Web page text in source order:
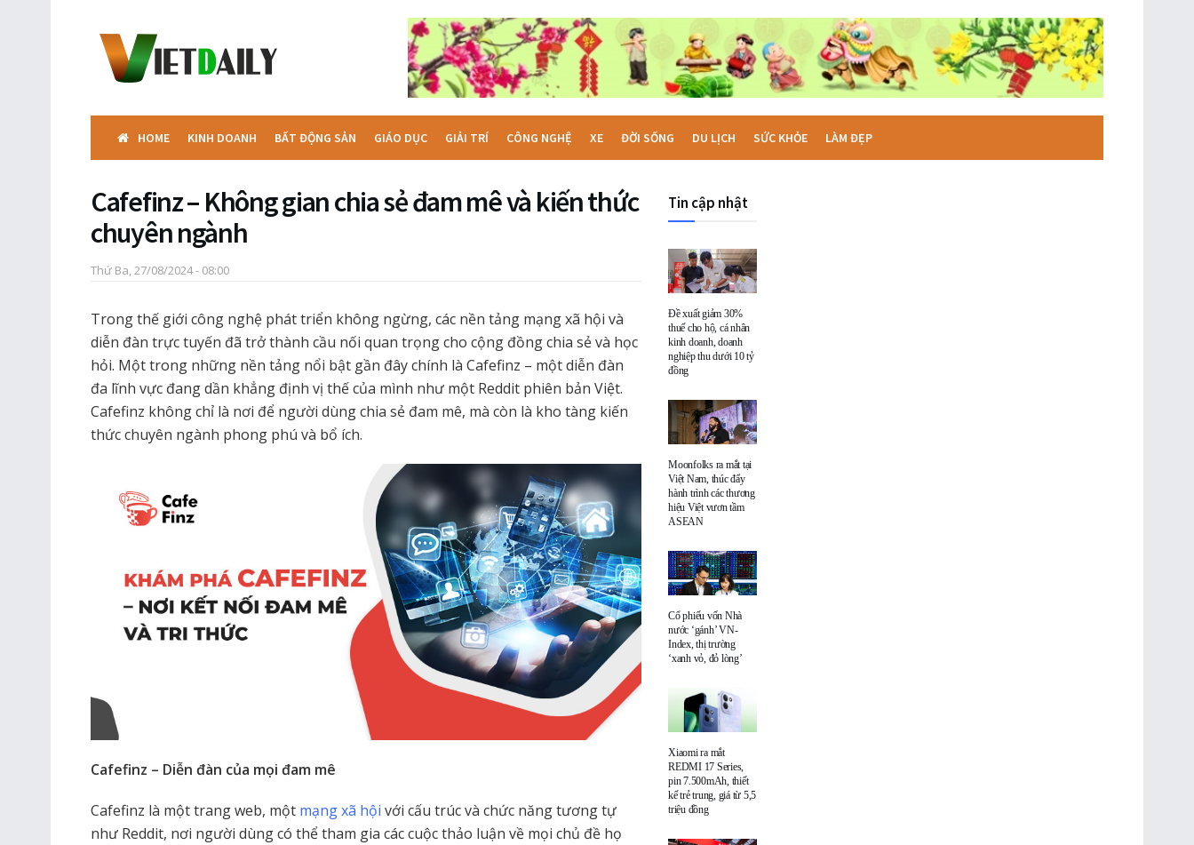
HOME KINH DOANH BẤT ĐỘNG SẢN GIÁO DỤC GIẢI TRÍ CÔNG NGHỆ XE ĐỜI SỐNG DU LỊCH SỨC KHỎE LÀM ĐẸP
Cafefinz – Không gian chia sẻ đam mê và kiến thức
chuyên ngành
Thứ Ba, 27/08/2024 - 08:00
Trong thế giới công nghệ phát triển không ngừng, các nền tảng mạng xã hội và
diễn đàn trực tuyến đã trở thành cầu nối quan trọng cho cộng đồng chia sẻ và học
hỏi. Một trong những nền tảng nổi bật gần đây chính là Cafefinz – một diễn đàn
đa lĩnh vực đang dần khẳng định vị thế của mình như một Reddit phiên bản Việt.
Cafefinz không chỉ là nơi để người dùng chia sẻ đam mê, mà còn là kho tàng kiến
thức chuyên ngành phong phú và bổ ích.
Cafefinz – Diễn đàn của mọi đam mê
Cafefinz là một trang web, một mạng xã hội với cấu trúc và chức năng tương tự
như Reddit, nơi người dùng có thể tham gia các cuộc thảo luận về mọi chủ đề họ
Tin cập nhật
Đề xuất giảm 30%
thuế cho hộ, cá nhân
kinh doanh, doanh
nghiệp thu dưới 10 tỷ
đồng
Moonfolks ra mắt tại
Việt Nam, thúc đẩy
hành trình các thương
hiệu Việt vươn tầm
ASEAN
Cổ phiếu vốn Nhà
nước ‘gánh’ VN-
Index, thị trường
‘xanh vỏ, đỏ lòng’
Xiaomi ra mắt
REDMI 17 Series,
pin 7.500mAh, thiết
kế trẻ trung, giá từ 5,5
triệu đồng